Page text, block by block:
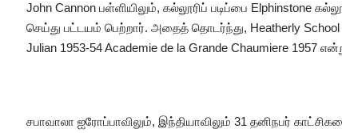
John Cannon பள்ளியிலும், கல்லூரிப் படிப்பை Elphinstone
செய்து பட்டயம் பெற்றார். அதைத் தொடர்ந்து, Heatherly School
Julian 1953-54 Academie de la Grande Chaumiere 1957
சபாவாலா ஐரோப்பாவிலும், இந்தியாவிலும் 31 தனிநபர்